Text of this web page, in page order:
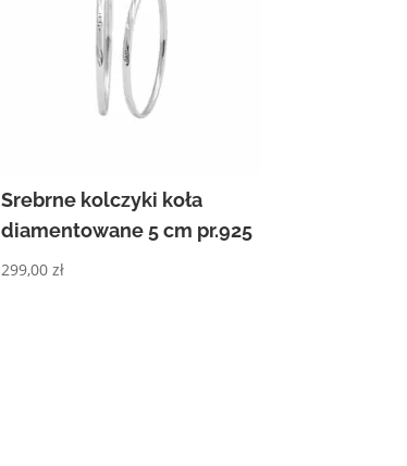
Srebrne kolczyki koła
diamentowane 5 cm pr.925
299,00zł